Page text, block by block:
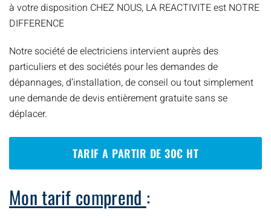
à votre disposition CHEZ NOUS, LA REACTIVITE est NOTRE
DIFFERENCE
Notre société de electriciens intervient auprès des
particuliers et des sociétés pour les demandes de
dépannages, d’installation, de conseil ou tout simplement
une demande de devis entièrement gratuite sans se
déplacer.
TARIF A PARTIR DE 30€ HT
Mon tarif comprend :